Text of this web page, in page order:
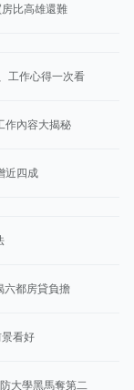
比高雄還難
工作心得一次看
作內容大揭秘
近四成
六都房貸負擔
看好
大學黑馬奪第二